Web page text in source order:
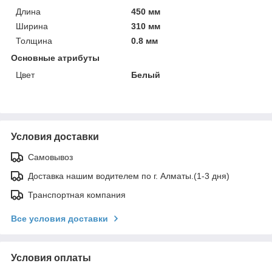
Длина
450 мм
Ширина
310 мм
Толщина
0.8 мм
Основные атрибуты
Цвет
Белый
Условия доставки
Самовывоз
Доставка нашим водителем по г. Алматы.(1-3 дня)
Транспортная компания
Все условия доставки
Условия оплаты